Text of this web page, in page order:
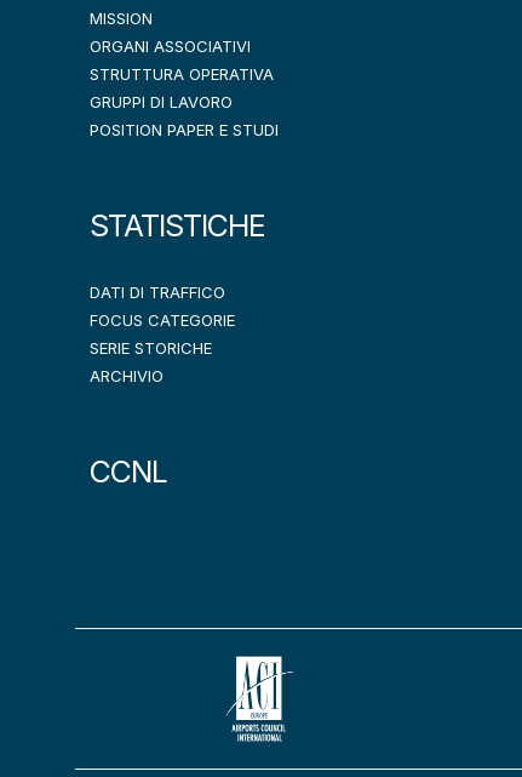
MISSION
ORGANI ASSOCIATIVI
STRUTTURA OPERATIVA
GRUPPI DI LAVORO
POSITION PAPER E STUDI
STATISTICHE
DATI DI TRAFFICO
FOCUS CATEGORIE
SERIE STORICHE
ARCHIVIO
CCNL